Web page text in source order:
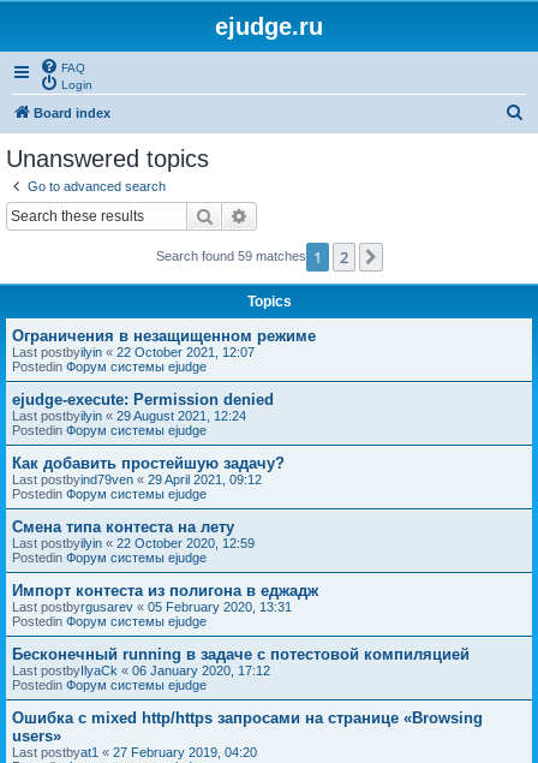
ejudge.ru
FAQ
Login
Board index
Unanswered topics
Go to advanced search
Search
Search found 59 matches 1 2
Topics
Ограничения в незащищенном режиме
Last postbyilyin « 22 October 2021, 12:07
Postedin Форум системы ejudge
ejudge-execute: Permission denied
Last postbyilyin « 29 August 2021, 12:24
Postedin Форум системы ejudge
Как добавить простейшую задачу?
Last postbyind79ven « 29 April 2021, 09:12
Postedin Форум системы ejudge
Смена типа контеста на лету
Last postbyilyin « 22 October 2020, 12:59
Postedin Форум системы ejudge
Импорт контеста из полигона в еджадж
Last postbyrgusarev « 05 February 2020, 13:31
Postedin Форум системы ejudge
Бесконечный running в задаче с потестовой компиляцией
Last postbyIlyaCk « 06 January 2020, 17:12
Postedin Форум системы ejudge
Ошибка с mixed http/https запросами на странице «Browsing
users»
Last postbyat1 « 27 February 2019, 04:20